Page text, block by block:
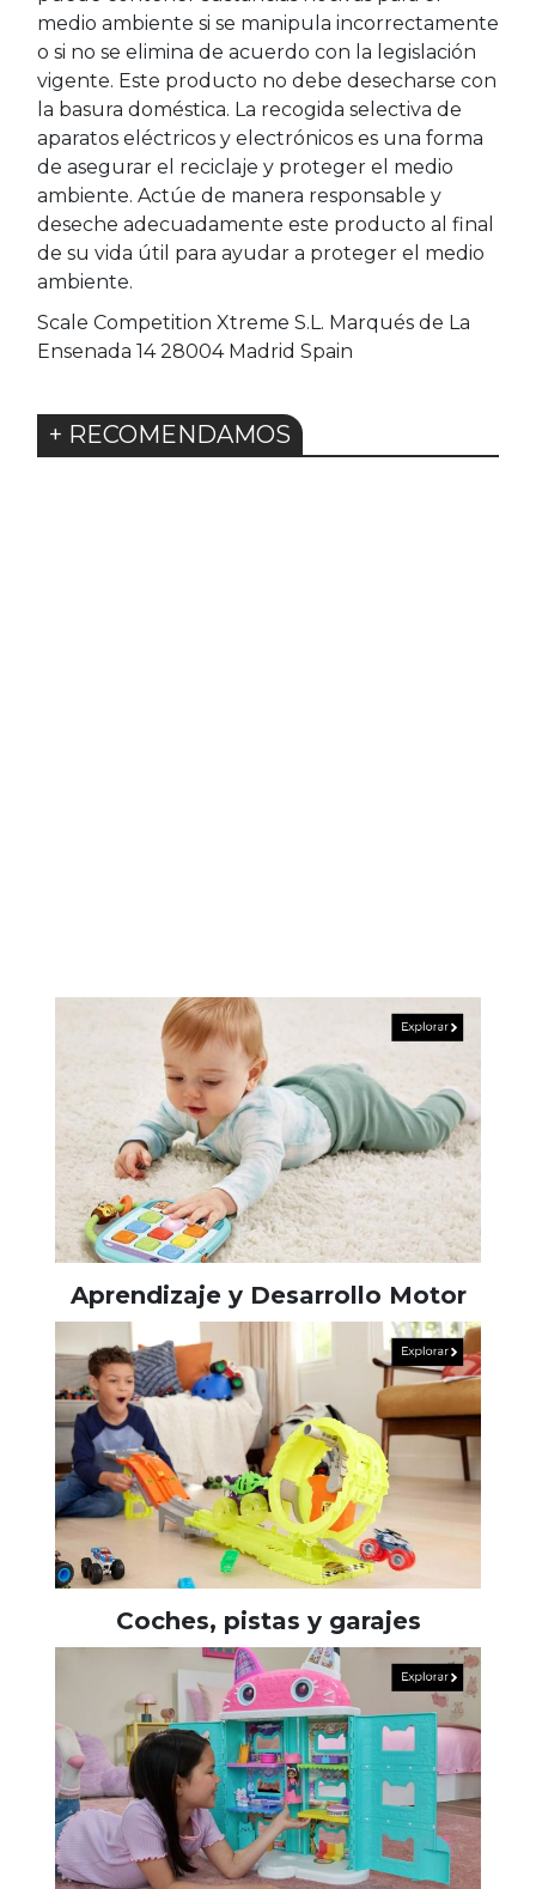
medio ambiente si se manipula incorrectamente
o si no se elimina de acuerdo con la legislación
vigente. Este producto no debe desecharse con
la basura doméstica. La recogida selectiva de
aparatos eléctricos y electrónicos es una forma
de asegurar el reciclaje y proteger el medio
ambiente. Actúe de manera responsable y
deseche adecuadamente este producto al final
de su vida útil para ayudar a proteger el medio
ambiente.
Scale Competition Xtreme S.L. Marqués de La
Ensenada 14 28004 Madrid Spain
+ RECOMENDAMOS
Aprendizaje y Desarrollo Motor
Coches, pistas y garajes